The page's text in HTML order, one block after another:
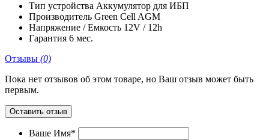
Тип устройства Аккумулятор для ИБП
Производитель Green Cell AGM
Напряжение / Емкость 12V / 12h
Гарантия 6 мес.
Отзывы (0)
Пока нет отзывов об этом товаре, но Ваш отзыв может быть
первым.
Оставить отзыв
Ваше Имя*